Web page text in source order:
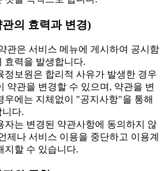
의 효력과 변경)
관은 서비스 메뉴에 게시하여 공시함
효력을 발생합니다.
보원은 합리적 사유가 발생한 경우
약관을 변경할 수 있으며, 약관을 변
우에는 지체없이 "공지사항"을 통해
니다.
는 변경된 약관사항에 동의하지 않
제나 서비스 이용을 중단하고 이용계
지할 수 있습니다.